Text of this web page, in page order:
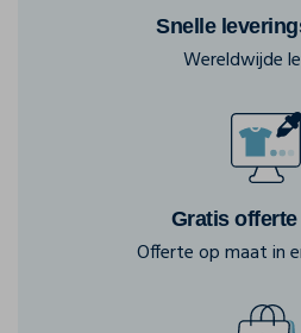
Snelle
Wereldwijde
Gratis
Offerte op maat in